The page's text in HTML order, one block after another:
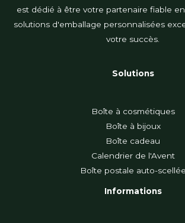
est dédié à être votre partenaire fiable
solutions d'emballage personnalisées
votre succès.
Solutions
Boîte à cosmétiques
Boîte à bijoux
Boîte cadeau
Calendrier de l'Avent
Boîte postale auto-scellée
Informations